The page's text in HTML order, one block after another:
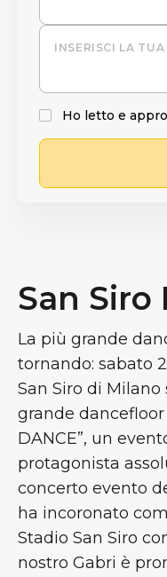
INSERISCI LA TUA
Ho letto e
San Siro
La più grande
tornando: sabato
San Siro di
grande dancefloor
DANCE”, un
protagonista
concerto evento
ha incoronato
Stadio San Siro
nostro Gabri è